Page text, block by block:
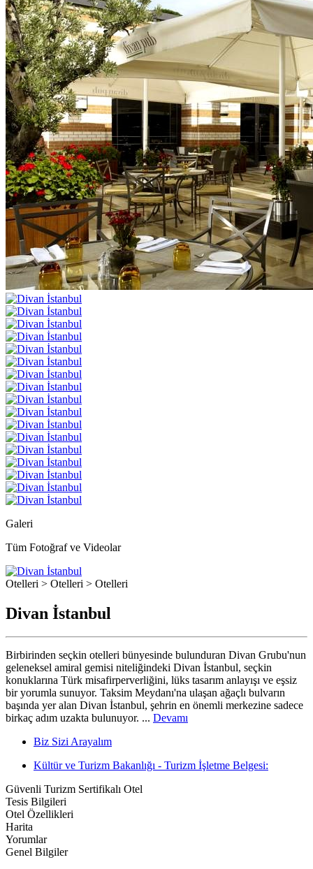
Galeri
Tüm Fotoğraf ve Videolar
Otelleri > Otelleri > Otelleri
Divan İstanbul
Birbirinden seçkin otelleri bünyesinde bulunduran Divan Grubu'nun
geleneksel amiral gemisi niteliğindeki Divan İstanbul, seçkin
konuklarına Türk misafirperverliğini, lüks tasarım anlayışı ve eşsiz
bir yorumla sunuyor. Taksim Meydanı'na ulaşan ağaçlı bulvarın
başında yer alan Divan İstanbul, şehrin en önemli merkezine sadece
birkaç adım uzakta bulunuyor. ... Devamı
Biz Sizi Arayalım
Kültür ve Turizm Bakanlığı - Turizm İşletme Belgesi:
Güvenli Turizm Sertifikalı Otel
Tesis Bilgileri
Otel Özellikleri
Harita
Yorumlar
Genel Bilgiler